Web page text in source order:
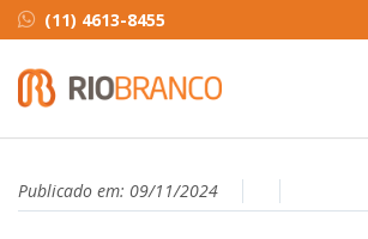
(11) 4613-8455
Publicado em: 09/11/2024